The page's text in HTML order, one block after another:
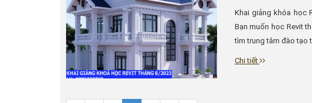
Khai giảng khóa học
Bạn muốn học Revit
tìm trung tâm đào tạo
Chi tiết